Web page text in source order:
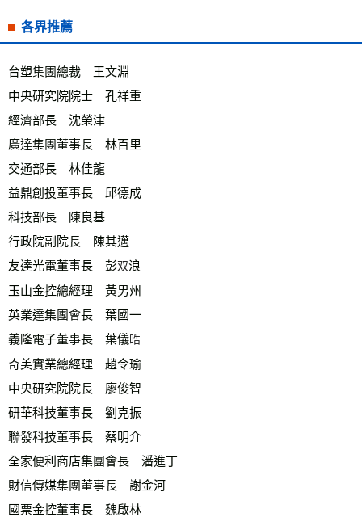
各界推薦
台塑集團總裁　王文淵
中央研究院院士　孔祥重
經濟部長　沈榮津
廣達集團董事長　林百里
交通部長　林佳龍
益鼎創投董事長　邱德成
科技部長　陳良基
行政院副院長　陳其邁
友達光電董事長　彭双浪
玉山金控總經理　黃男州
英業達集團會長　葉國一
義隆電子董事長　葉儀晧
奇美實業總經理　趙令瑜
中央研究院院長　廖俊智
研華科技董事長　劉克振
聯發科技董事長　蔡明介
全家便利商店集團會長　潘進丁
財信傳媒集團董事長　謝金河
國票金控董事長　魏啟林